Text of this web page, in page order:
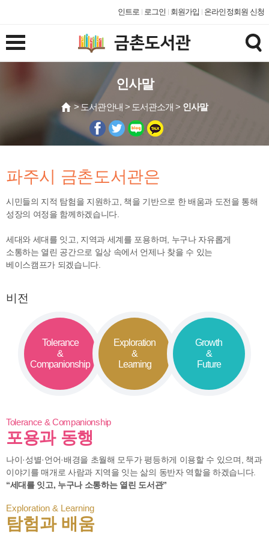
인트로 로그인 회원가입 온라인정회원 신청
인사말
> 도서관안내 > 도서관소개 > 인사말
파주시 금촌도서관은
시민들의 지적 탐험을 지원하고, 책을 기반으로 한 배움과 도전을 통해
성장의 여정을 함께하겠습니다.
세대와 세대를 잇고, 지역과 세계를 포용하며, 누구나 자유롭게
소통하는 열린 공간으로 일상 속에서 언제나 찾을 수 있는
베이스캠프가 되겠습니다.
비전
Tolerance
&
Companionship
Exploration
&
Learning
Growth
&
Future
Tolerance & Companionship
포용과 동행
나이·성별·언어·배경을 초월해 모두가 평등하게 이용할 수 있으며, 책과
이야기를 매개로 사람과 지역을 잇는 삶의 동반자 역할을 하겠습니다.
“세대를 잇고, 누구나 소통하는 열린 도서관”
Exploration & Learning
탐험과 배움